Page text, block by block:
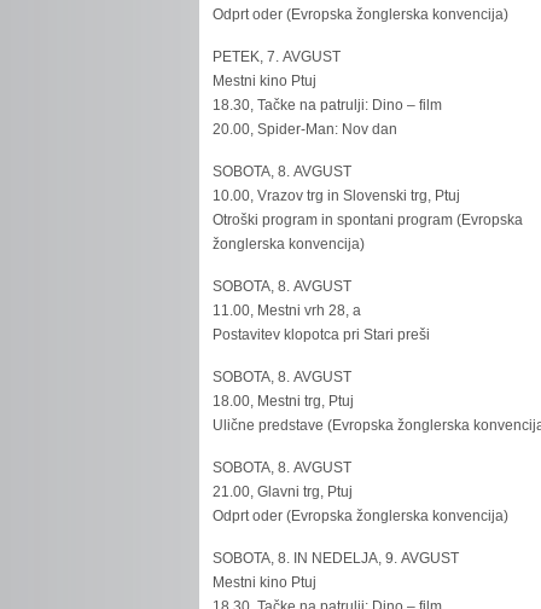
Odprt oder (Evropska žonglerska konvencija)
PETEK, 7. AVGUST
Mestni kino Ptuj
18.30, Tačke na patrulji: Dino – film
20.00, Spider-Man: Nov dan
SOBOTA, 8. AVGUST
10.00, Vrazov trg in Slovenski trg, Ptuj
Otroški program in spontani program (Evropska
žonglerska konvencija)
SOBOTA, 8. AVGUST
11.00, Mestni vrh 28, a
Postavitev klopotca pri Stari preši
SOBOTA, 8. AVGUST
18.00, Mestni trg, Ptuj
Ulične predstave (Evropska žonglerska
SOBOTA, 8. AVGUST
21.00, Glavni trg, Ptuj
Odprt oder (Evropska žonglerska konvencija)
SOBOTA, 8. IN NEDELJA, 9. AVGUST
Mestni kino Ptuj